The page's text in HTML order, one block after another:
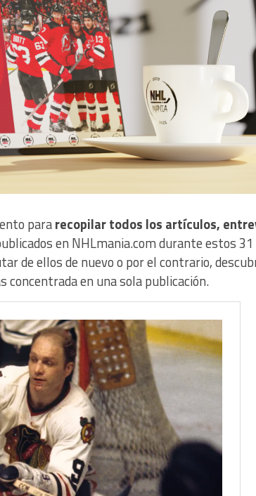
pararecopilar todos los artículos,
en NHLmania.com durante estos 31
de ellos de nuevo o por el contrario,
concentrada en una sola publicación.